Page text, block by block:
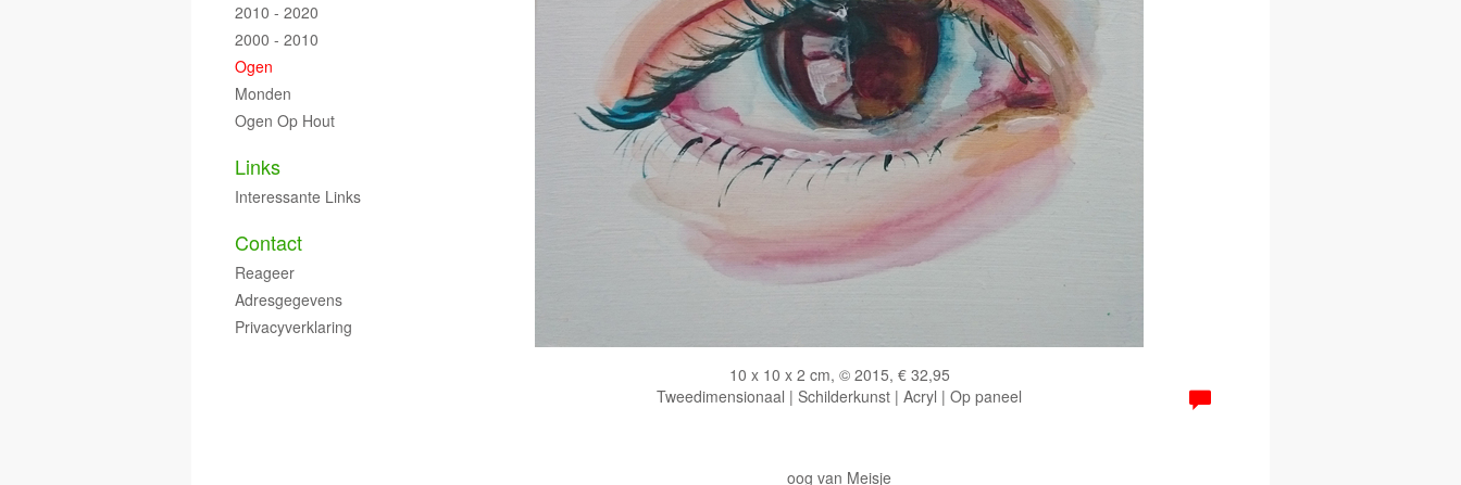
10 x 10 x 2 cm, © 2015, € 32,95
Tweedimensionaal | Schilderkunst | Acryl | Op paneel
oog van Meisje
2010 - 2020
2000 - 2010
Ogen
Monden
Ogen Op Hout
Links
Interessante Links
Contact
Reageer
Adresgegevens
Privacyverklaring